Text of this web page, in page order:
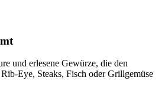
und erlesene Gewürze, die den
Eye, Steaks, Fisch oder Grillgemüse